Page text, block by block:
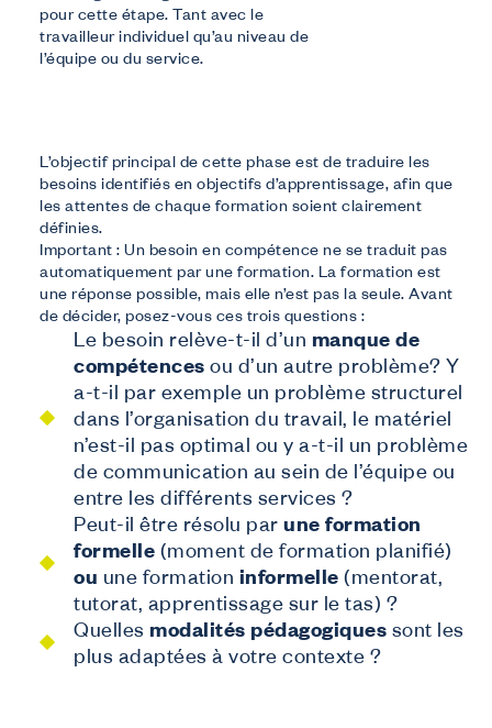
pour cette étape. Tant avec le
travailleur individuel qu’au niveau de
l’équipe ou du service.
L’objectif principal de cette phase est de traduire les
besoins identifiés en objectifs d’apprentissage, afin que
les attentes de chaque formation soient clairement
définies.
Important : Un besoin en compétence ne se traduit pas
automatiquement par une formation. La formation est
une réponse possible, mais elle n’est pas la seule. Avant
de décider, posez-vous ces trois questions :
Le besoin relève-t-il d’un manque de
compétences ou d’un autre problème? Y
a-t-il par exemple un problème structurel
dans l’organisation du travail, le matériel
n’est-il pas optimal ou y a-t-il un problème
de communication au sein de l’équipe ou
entre les différents services ?
Peut-il être résolu par une formation
formelle (moment de formation planifié)
ou une formation informelle (mentorat,
tutorat, apprentissage sur le tas) ?
Quelles modalités pédagogiques sont les
plus adaptées à votre contexte ?